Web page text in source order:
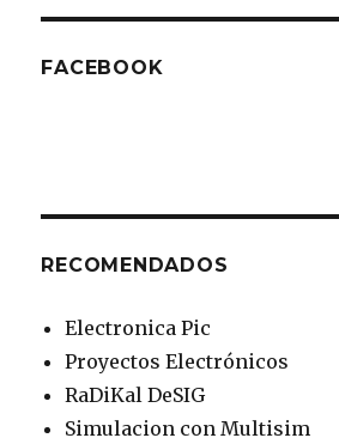
FACEBOOK
RECOMENDADOS
Electronica Pic
Proyectos Electrónicos
RaDiKal DeSIG
Simulacion con Multisim